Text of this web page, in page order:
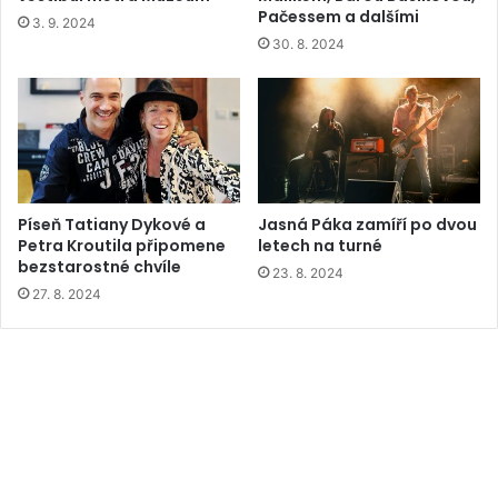
3. 9. 2024
Pačessem a dalšími
30. 8. 2024
Píseň Tatiany Dykové a
Petra Kroutila připomene
bezstarostné chvíle
27. 8. 2024
Jasná Páka zamíří po dvou
letech na turné
23. 8. 2024